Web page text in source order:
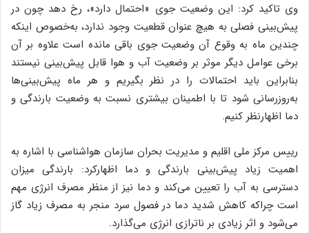
وی تاکید کرد: این وضعیت جوی «احتمال دارد»، رخ دهد چون در
پیش‌بینی فصلی به هیچ عنوان قطعیت وجود ندارد، به‌خصوص اینکه
چندین ماه به وقوع آن وضعیت جوی باقی مانده است علاوه بر آن
برخی عوامل دیگر موثر بر وضعیت آب و هوا قابل پیش‌بینی نیستند
بنابراین باید احتمالات را در نظر بگیریم و هر ماه پیش‌بینی‌ها
به‌روزرسانی شود تا با اطمینان بیشتری نسبت به وضعیت بارندگی و
دما اظهارنظر کنیم.
رییس مرکز ملی اقلیم و مدیریت بحران سازمان هواشناسی با اشاره به
اهمیت زیاد پیش‌بینی بارندگی و دما اظهارکرد: بارندگی میزان
دسترسی به آب را تعیین می‌کند و دما نیز از منظر مصرف انرژی مهم
است چراکه کاهش شدید دما در فصول سرد منجر به مصرف زیاد گاز
می‌شود و اثر زیادی بر ناترازی انرژی می‌گذارد.